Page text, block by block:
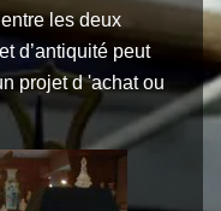
les deux
d’antiquité peut
projet d 'achat ou